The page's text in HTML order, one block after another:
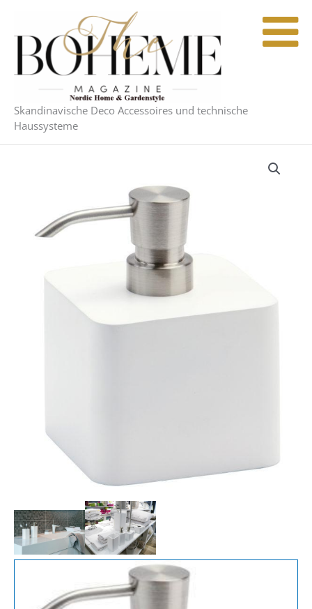
springen
Skandinavische Deco Accessoires und technische
Haussysteme